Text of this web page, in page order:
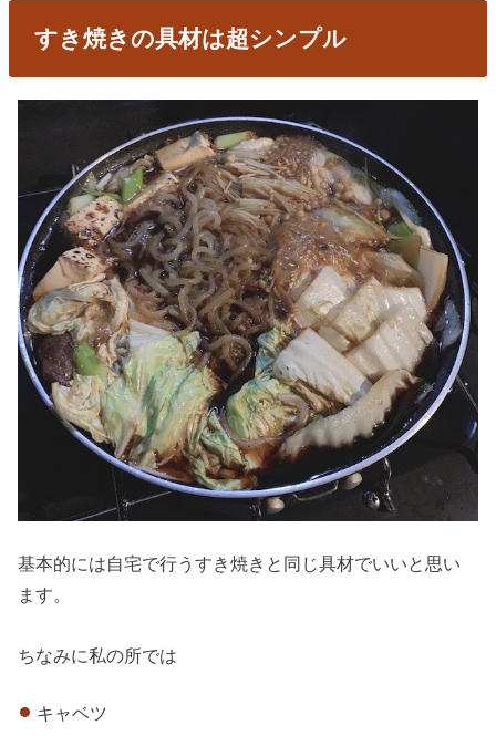
すき焼きの具材は超シンプル
基本的には自宅で行うすき焼きと同じ具材でいいと思い
ます。
ちなみに私の所では
キャベツ